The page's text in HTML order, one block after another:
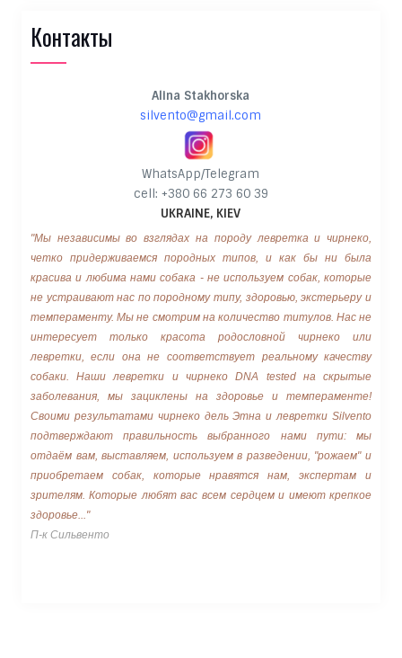
Контакты
Alina Stakhorska
silvento@gmail.com
WhatsApp/Telegram
cell: +380 66 273 60 39
UKRAINE, KIEV
"Мы независимы во взглядах на породу левретка и чирнеко,
четко придерживаемся породных типов, и как бы ни была
красива и любима нами собака - не используем собак, которые
не устраивают нас по породному типу, здоровью, экстерьеру и
темпераменту. Мы не смотрим на количество титулов. Нас не
интересует только красота родословной чирнеко или
левретки, если она не соответствует реальному качеству
собаки. Наши левретки и чирнеко DNA tested на скрытые
заболевания, мы зациклены на здоровье и темпераменте!
Своими результатами чирнеко дель Этна и левретки Silvento
подтверждают правильность выбранного нами пути: мы
отдаём вам, выставляем, используем в разведении, "рожаем" и
приобретаем собак, которые нравятся нам, экспертам и
зрителям. Которые любят вас всем сердцем и имеют крепкое
здоровье..."
П-к Сильвенто